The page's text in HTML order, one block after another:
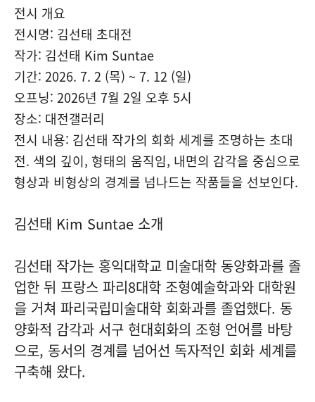
전시 개요
전시명: 김선태 초대전
작가: 김선태 Kim Suntae
기간: 2026. 7. 2 (목) ~ 7. 12 (일)
오프닝: 2026년 7월 2일 오후 5시
장소: 대전갤러리
전시 내용: 김선태 작가의 회화 세계를 조명하는 초대
전. 색의 깊이, 형태의 움직임, 내면의 감각을 중심으로
형상과 비형상의 경계를 넘나드는 작품들을 선보인다.
김선태 Kim Suntae 소개
김선태 작가는 홍익대학교 미술대학 동양화과를 졸
업한 뒤 프랑스 파리8대학 조형예술학과와 대학원
을 거쳐 파리국립미술대학 회화과를 졸업했다. 동
양화적 감각과 서구 현대회화의 조형 언어를 바탕
으로, 동서의 경계를 넘어선 독자적인 회화 세계를
구축해 왔다.